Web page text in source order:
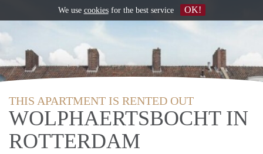
THIS APARTMENT IS RENTED OUT
WOLPHAERTSBOCHT IN
ROTTERDAM
We use cookiesfor the best service OK!